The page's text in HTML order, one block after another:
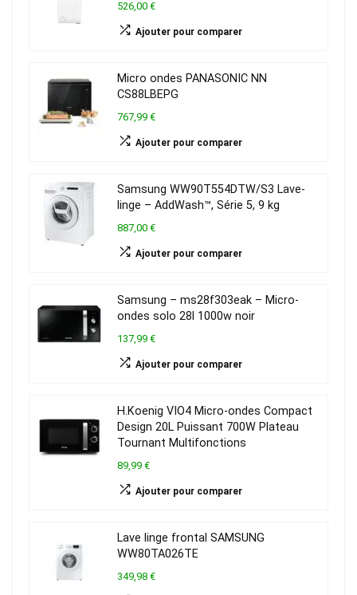
526,00 €
Ajouter pour comparer
Micro ondes PANASONIC NN
CS88LBEPG
767,99 €
Ajouter pour comparer
Samsung WW90T554DTW/S3 Lave-
linge – AddWash™, Série 5, 9 kg
887,00 €
Ajouter pour comparer
Samsung – ms28f303eak – Micro-
ondes solo 28l 1000w noir
137,99 €
Ajouter pour comparer
H.Koenig VIO4 Micro-ondes Compact
Design 20L Puissant 700W Plateau
Tournant Multifonctions
89,99 €
Ajouter pour comparer
Lave linge frontal SAMSUNG
WW80TA026TE
349,98 €